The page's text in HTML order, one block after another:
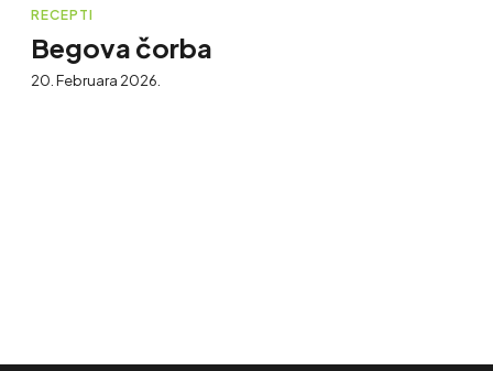
RECEPTI
Begova čorba
20. Februara 2026.